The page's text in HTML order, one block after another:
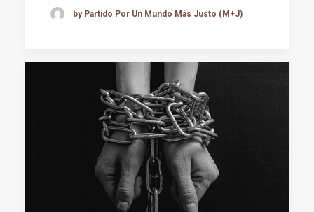
by Partido Por Un Mundo Más Justo (M+J)